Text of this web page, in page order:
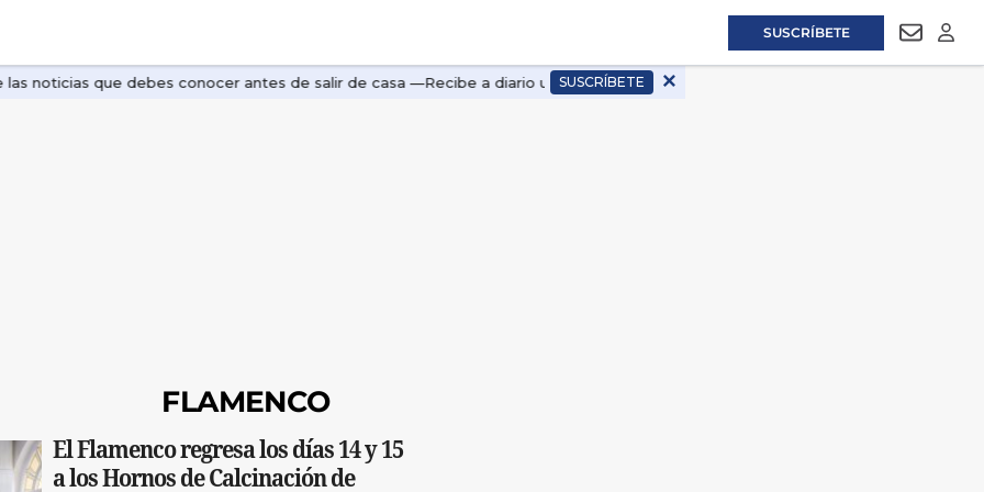
SUSCRÍBETE
FLAMENCO
El Flamenco regresa los días 14 y 15
a los Hornos de Calcinación de